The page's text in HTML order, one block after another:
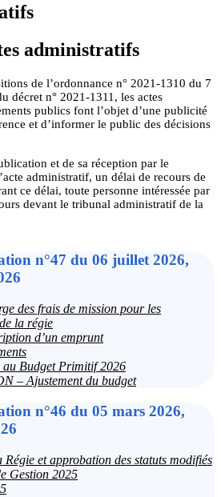
administratifs
de l’ordonnance n° 2021-1310 du 7
décret n° 2021-1311, les actes
publics font l’objet d’une publicité
et d’informer le public des décisions
et de sa réception par le
administratif, un délai de recours de
ce délai, toute personne intéressée par
devant le tribunal administratif de la
n°47 du 06 juillet 2026,
des frais de mission pour les
la régie
d’un emprunt
Budget Primitif 2026
– Ajustement du budget
n°46 du 05 mars 2026,
et approbation des statuts modifiés
Gestion 2025